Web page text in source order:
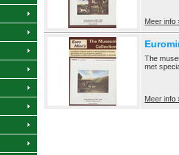
Meer info
The
met
Meer info